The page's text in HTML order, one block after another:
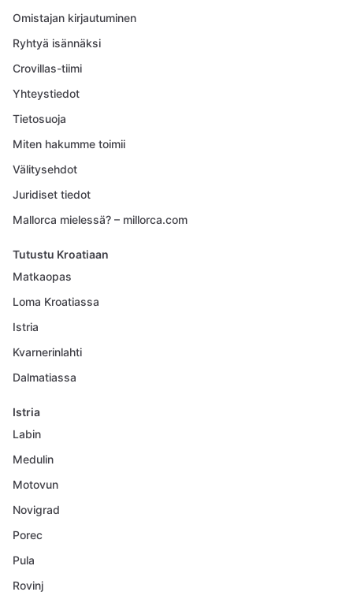
Omistajan kirjautuminen
Ryhtyä isännäksi
Crovillas-tiimi
Yhteystiedot
Tietosuoja
Miten hakumme toimii
Välitysehdot
Juridiset tiedot
Mallorca mielessä? – millorca.com
Tutustu Kroatiaan
Matkaopas
Loma Kroatiassa
Istria
Kvarnerinlahti
Dalmatiassa
Istria
Labin
Medulin
Motovun
Novigrad
Porec
Pula
Rovinj